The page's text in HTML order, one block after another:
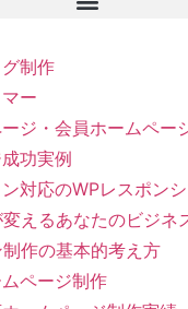
制作
ー
ジ・会員ホームペー
功実例
対応のWPレスポン
えるあなたのビジネ
作の基本的考え方
ページ制作